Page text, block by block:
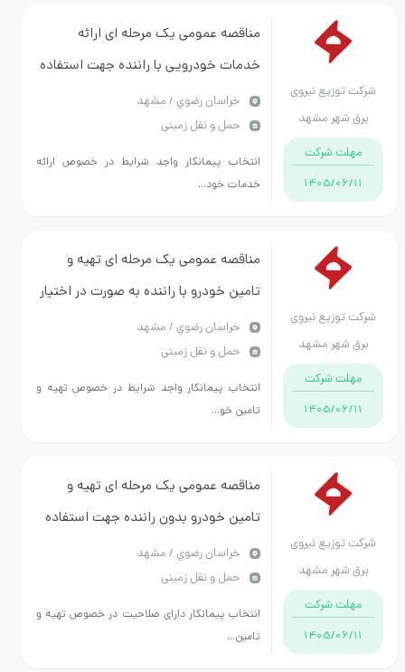
توزیع نیروی
برق شهر مشهد
مهلت شرکت
1405/06/11
مناقصه عمومی یک مرحله ای ارائه
خدمات خودرویی با راننده جهت استفاده
درمحدوده شرکت توزیع نیروی برق
شهرستان مشهد
خراسان رضوي / مشهد
حمل و نقل زمینی
انتخاب پیمانکار واجد شرایط در خصوص ارائه
خدمات خود...
توزیع نیروی
برق شهر مشهد
مهلت شرکت
1405/06/11
مناقصه عمومی یک مرحله ای تهیه و
تامین خودرو با راننده به صورت در اختیار
و سرویس ایاب و ذهاب پرسنل
خراسان رضوي / مشهد
حمل و نقل زمینی
انتخاب پیمانکار واجد شرایط در خصوص تهیه و
تامین خو...
توزیع نیروی
برق شهر مشهد
مهلت شرکت
1405/06/11
مناقصه عمومی یک مرحله ای تهیه و
تامین خودرو بدون راننده جهت استفاده
درمحدوده شرکت توزیع نیروی برق
شهرستان مشهد
خراسان رضوي / مشهد
حمل و نقل زمینی
انتخاب پيمانكار دارای صلاحیت در خصوص تهیه و